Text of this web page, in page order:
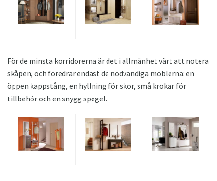
För de minsta korridorerna är det i allmänhet värt att notera
skåpen, och föredrar endast de nödvändiga möblerna: en
öppen kappstång, en hyllning för skor, små krokar för
tillbehör och en snygg spegel.